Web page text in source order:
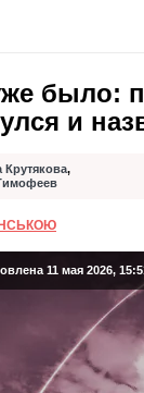
было:
и
Крутякова,
11 мая 2026,